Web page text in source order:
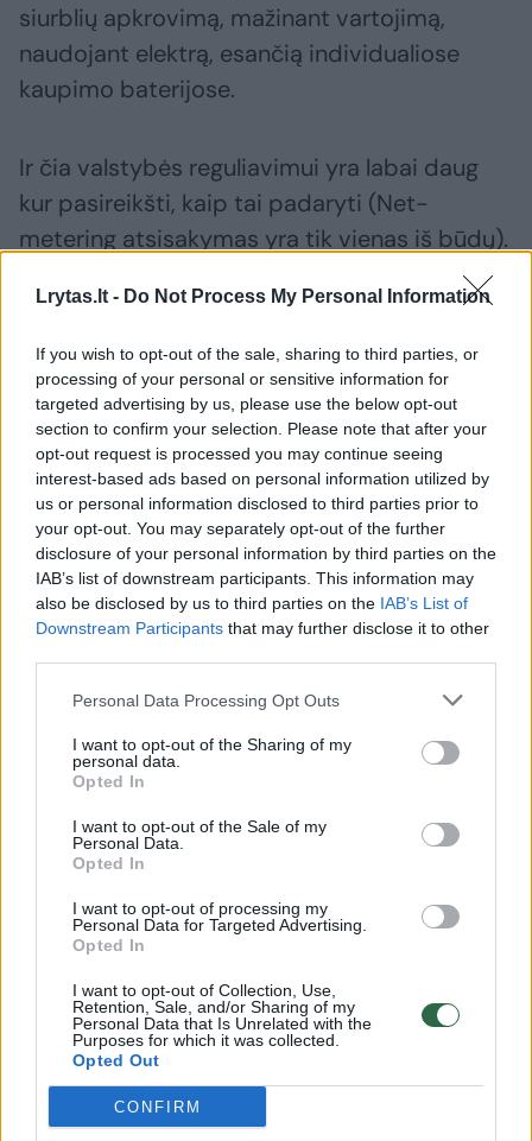
Lrytas.lt - Do Not Process My Personal Information
If you wish to opt-out of the sale, sharing to third parties, or
processing of your personal or sensitive information for
targeted advertising by us, please use the below opt-out
section to confirm your selection. Please note that after your
opt-out request is processed you may continue seeing
interest-based ads based on personal information utilized by
us or personal information disclosed to third parties prior to
your opt-out. You may separately opt-out of the further
disclosure of your personal information by third parties on the
IAB’s list of downstream participants. This information may
also be disclosed by us to third parties on the IAB’s List of
Downstream Participants that may further disclose it to other
Personal Data Processing Opt Outs
I want to opt-out of the Sharing of my
personal data.
Opted In
I want to opt-out of the Sale of my
Personal Data.
Opted In
I want to opt-out of processing my
Personal Data for Targeted Advertising.
Opted In
I want to opt-out of Collection, Use,
Retention, Sale, and/or Sharing of my
Personal Data that Is Unrelated with the
Purposes for which it was collected.
Opted Out
CONFIRM
siurblių apkrovimą, mažinant vartojimą,
naudojant elektrą, esančią individualiose
kaupimo baterijose.
Ir čia valstybės reguliavimui yra labai daug
kur pasireikšti, kaip tai padaryti (Net-
metering atsisakymas yra tik vienas iš būdų).
moka fiksuotą kainą už elektrą, jie nėra
suinteresuoti kažkaip reaguoti į tą kainos
svyravimą. Ir net įrangos tam neturi“, –
pastebėjo M.Nagevičius.
Kaip dar vieną galimą variantą jis mato
mobilias rezervinės šilumos elektrines, kurias,
pasak eksperto, galima greitai paleisti. Tiesa,
M.Nagevičius pastebi, jog tokių elektrinių
Baltijos šalyse trūksta.
„Ir jų verslas nestato, nes jų prireikia gana
retai, o jas pastačius labai greitai pačios šios
elektrinės „nukanibalizuotų“ elektros kainos
pikus taip, kad investicija niekada
neatsipirktų.
Todėl ir turime situaciją, kai dujų kaina 50
nereiškia nieko kito, tik konkurencijos
trūkumą tuo metu. Ir valstybė čia gali
paskatinti konkurenciją, pavyzdžiui
padengiant verslui pastovius tokių elektrinių